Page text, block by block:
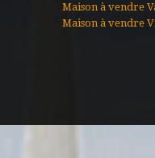
Maison à vendre
Maison à vendre